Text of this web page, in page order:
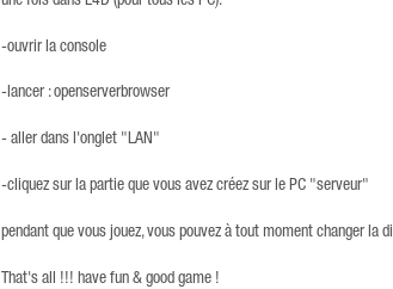
-ouvrir la console
-lancer : openserverbrowser
- aller dans l'onglet "LAN"
-cliquez sur la partie que vous avez créez sur le PC "serveur"
pendant que vous jouez, vous pouvez à tout moment changer la
That's all !!! have fun & good game !